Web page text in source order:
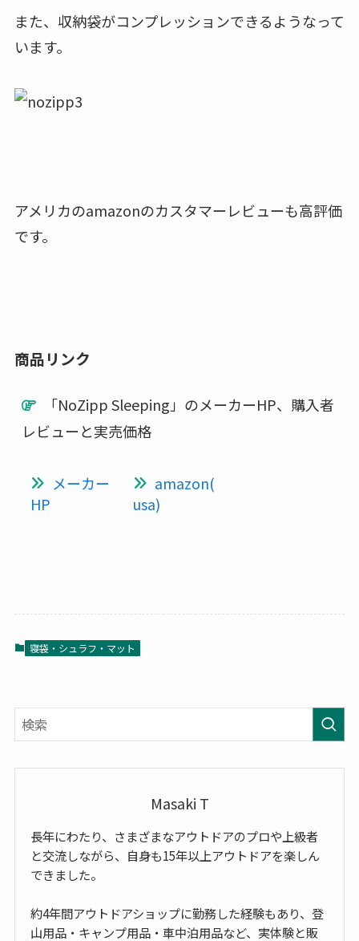
また、収納袋がコンプレッションできるようなって
います。
アメリカのamazonのカスタマーレビューも高評価
です。
商品リンク
「NoZipp Sleeping」のメーカーHP、購入者
レビューと実売価格
メーカー
HP
amazon(
usa)
寝袋・シュラフ・マット
Masaki T
長年にわたり、さまざまなアウトドアのプロや上級者
と交流しながら、自身も15年以上アウトドアを楽しん
できました。
約4年間アウトドアショップに勤務した経験もあり、登
山用品・キャンプ用品・車中泊用品など、実体験と販